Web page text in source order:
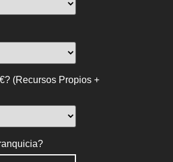
(Recursos Propios +